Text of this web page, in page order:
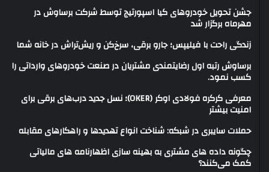
جشن تحویل خودروهای کیا اسپورتیج توسط شرکت برساوش در
مهرماه برگزار شد
زندگی راحت با فیلیپس؛ جارو برقی، سرخ‌کن و ریش‌تراش در خانه شما
برساوش رتبه اول رضایتمندی مشتریان در صنعت خودروهای وارداتی را
کسب نمود.
معرفی کرکره فولادی اوکر (OKER)؛ نسل جدید درب‌های برقی برای
امنیت بیشتر
حملات سایبری در شبکه: شناخت انواع تهدیدها و راهکارهای مقابله
چگونه داده های مشتری به بهینه سازی اظهارنامه های مالیاتی
کمک می‌کنند؟